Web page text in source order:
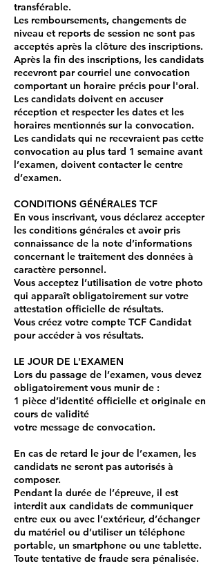
transférable.
Les remboursements, changements de
niveau et reports de session ne sont pas
acceptés après la clôture des inscriptions.
Après la fin des inscriptions, les candidats
recevront par courriel une convocation
comportant un horaire précis pour l'oral.
Les candidats doivent en accuser
réception et respecter les dates et les
horaires mentionnés sur la convocation.
Les candidats qui ne recevraient pas cette
convocation au plus tard 1 semaine avant
l’examen, doivent contacter le centre
d’examen.
CONDITIONS GÉNÉRALES TCF
En vous inscrivant, vous déclarez accepter
les conditions générales et avoir pris
connaissance de la note d’informations
concernant le traitement des données à
caractère personnel.
​Vous acceptez l’utilisation de votre photo
qui apparaît obligatoirement sur votre
attestation officielle de résultats.
Vous créez votre compte TCF Candidat
pour accéder à vos résultats.
LE JOUR DE L'EXAMEN
Lors du passage de l’examen, vous devez
obligatoirement vous munir de :
1 pièce d’identité officielle et originale en
cours de validité
votre message de convocation.
En cas de retard le jour de l’examen, les
candidats ne seront pas autorisés à
composer.
Pendant la durée de l’épreuve, il est
interdit aux candidats de communiquer
entre eux ou avec l’extérieur, d’échanger
du matériel ou d’utiliser un téléphone
portable, un smartphone ou une tablette.
Toute tentative de fraude sera pénalisée.